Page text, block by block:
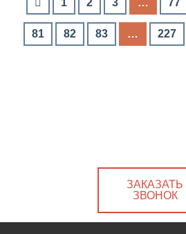
81 82 83 … 227
ЗАКАЗАТЬ
ЗВОНОК